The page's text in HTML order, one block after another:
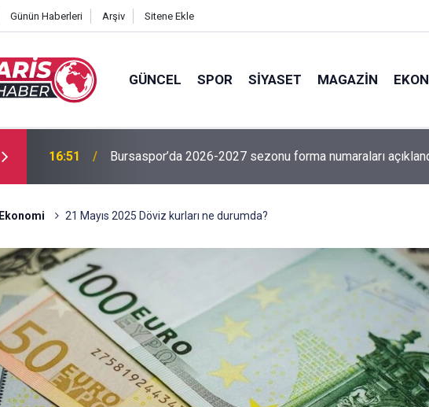
Günün Haberleri Arşiv Sitene Ekle
GÜNCEL SPOR SIYASET MAGAZIN
16:51 Bursaspor’da 2026-2027 sezonu forma numaraları
Ekonomi 21 Mayıs 2025 Döviz kurları ne durumda?